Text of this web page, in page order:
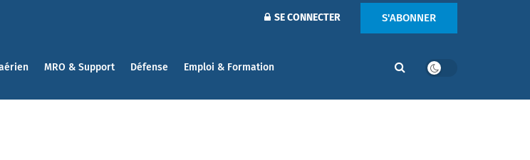
SE CONNECTER S'ABONNER
MRO & Support Défense Emploi & Formation